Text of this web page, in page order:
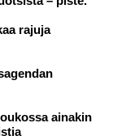
rajuja
ainakin